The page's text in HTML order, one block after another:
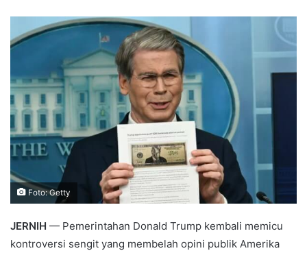
email
Foto: Getty
JERNIH — Pemerintahan Donald Trump kembali memicu
kontroversi sengit yang membelah opini publik Amerika